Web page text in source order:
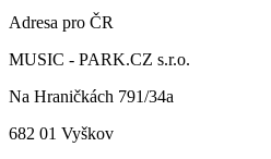
Adresa pro ČR
MUSIC - PARK.CZ s.r.o.
Na Hraničkách 791/34a
682 01 Vyškov